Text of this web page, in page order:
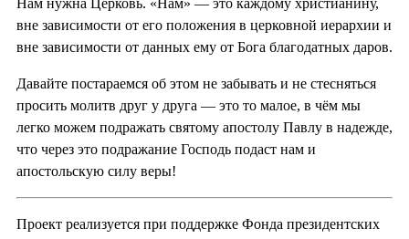
Нам нужна Церковь. «Нам» — это каждому христианину,
вне зависимости от его положения в церковной иерархии и
вне зависимости от данных ему от Бога благодатных даров.
Давайте постараемся об этом не забывать и не стесняться
просить молитв друг у друга — это то малое, в чём мы
легко можем подражать святому апостолу Павлу в надежде,
что через это подражание Господь подаст нам и
апостольскую силу веры!
Проект реализуется при поддержке Фонда президентских